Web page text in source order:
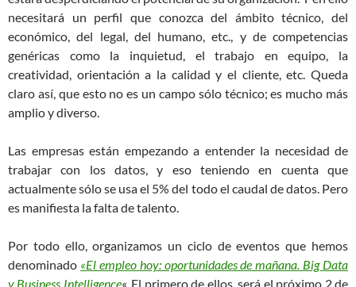
necesitará un perfil que conozca del ámbito técnico, del
económico, del legal, del humano, etc., y de competencias
genéricas como la inquietud, el trabajo en equipo, la
creatividad, orientación a la calidad y el cliente, etc. Queda
claro así, que esto no es un campo sólo técnico; es mucho más
amplio y diverso.
Las empresas están empezando a entender la necesidad de
trabajar con los datos, y eso teniendo en cuenta que
actualmente sólo se usa el 5% del todo el caudal de datos. Pero
es manifiesta la falta de talento.
Por todo ello, organizamos un ciclo de eventos que hemos
denominado «El empleo hoy: oportunidades de mañana. Big Data
y Business Intelligence«. El primero de ellos, será el próximo 2 de